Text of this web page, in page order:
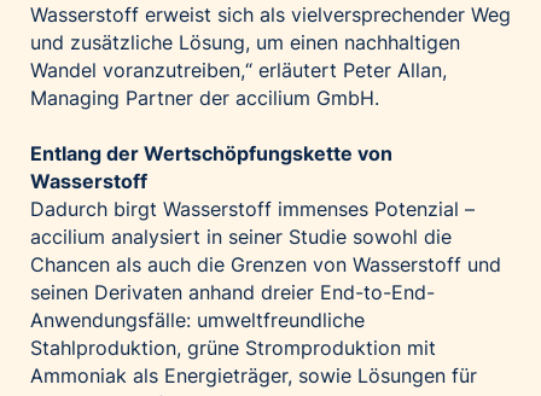
Wasserstoff erweist sich als vielversprechender Weg
und zusätzliche Lösung, um einen nachhaltigen
Wandel voranzutreiben,“ erläutert Peter Allan,
Managing Partner der accilium GmbH.
Entlang der Wertschöpfungskette von
Wasserstoff
Dadurch birgt Wasserstoff immenses Potenzial –
accilium analysiert in seiner Studie sowohl die
Chancen als auch die Grenzen von Wasserstoff und
seinen Derivaten anhand dreier End-to-End-
Anwendungsfälle: umweltfreundliche
Stahlproduktion, grüne Stromproduktion mit
Ammoniak als Energieträger, sowie Lösungen für